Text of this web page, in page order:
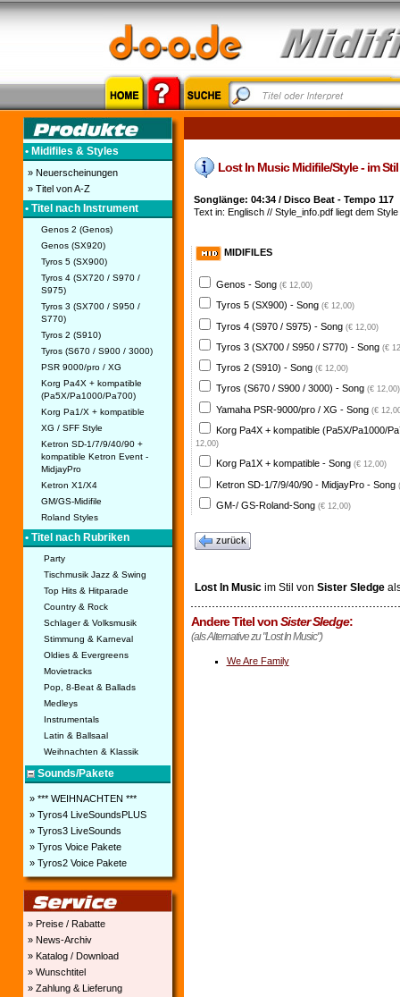
• Midifiles & Styles
» Neuerscheinungen
» Titel von A-Z
• Titel nach Instrument
Genos 2 (Genos)
Genos (SX920)
Tyros 5 (SX900)
Tyros 4 (SX720 / S970 /
S975)
Tyros 3 (SX700 / S950 /
S770)
Tyros 2 (S910)
Tyros (S670 / S900 / 3000)
PSR 9000/pro / XG
Korg Pa4X + kompatible
(Pa5X/Pa1000/Pa700)
Korg Pa1/X + kompatible
XG / SFF Style
Ketron SD-1/7/9/40/90 +
kompatible Ketron Event -
MidjayPro
Ketron X1/X4
GM/GS-Midifile
Roland Styles
• Titel nach Rubriken
Party
Tischmusik Jazz & Swing
Top Hits & Hitparade
Country & Rock
Schlager & Volksmusik
Stimmung & Karneval
Oldies & Evergreens
Movietracks
Pop, 8-Beat & Ballads
Medleys
Instrumentals
Latin & Ballsaal
Weihnachten & Klassik
Sounds/Pakete
» *** WEIHNACHTEN ***
» Tyros4 LiveSoundsPLUS
» Tyros3 LiveSounds
» Tyros Voice Pakete
» Tyros2 Voice Pakete
» Preise / Rabatte
» News-Archiv
» Katalog / Download
» Wunschtitel
» Zahlung & Lieferung
Lost In Music Midifile/Style - im
Songlänge: 04:34 / Disco Beat - Tempo 117
Text in: Englisch // Style_info.pdf liegt dem Style
MIDIFILES
Genos - Song (€ 12,00)
Tyros 5 (SX900) - Song (€ 12,00)
Tyros 4 (S970 / S975) - Song (€ 12,00)
Tyros 3 (SX700 / S950 / S770) - Song (€
Tyros 2 (S910) - Song (€ 12,00)
Tyros (S670 / S900 / 3000) - Song (€ 12,00)
Yamaha PSR-9000/pro / XG - Song (€
Korg Pa4X + kompatible (Pa5X/Pa1000/
12,00)
Korg Pa1X + kompatible - Song (€ 12,00)
Ketron SD-1/7/9/40/90 - MidjayPro - Song
GM-/ GS-Roland-Song (€ 12,00)
zurück
Lost In Musicim Stil von Sister Sledge
Andere Titel vonSister Sledge:
(als Alternative zu "Lost In Music")
We Are Family